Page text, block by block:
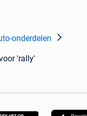
onderdelen
'rally'